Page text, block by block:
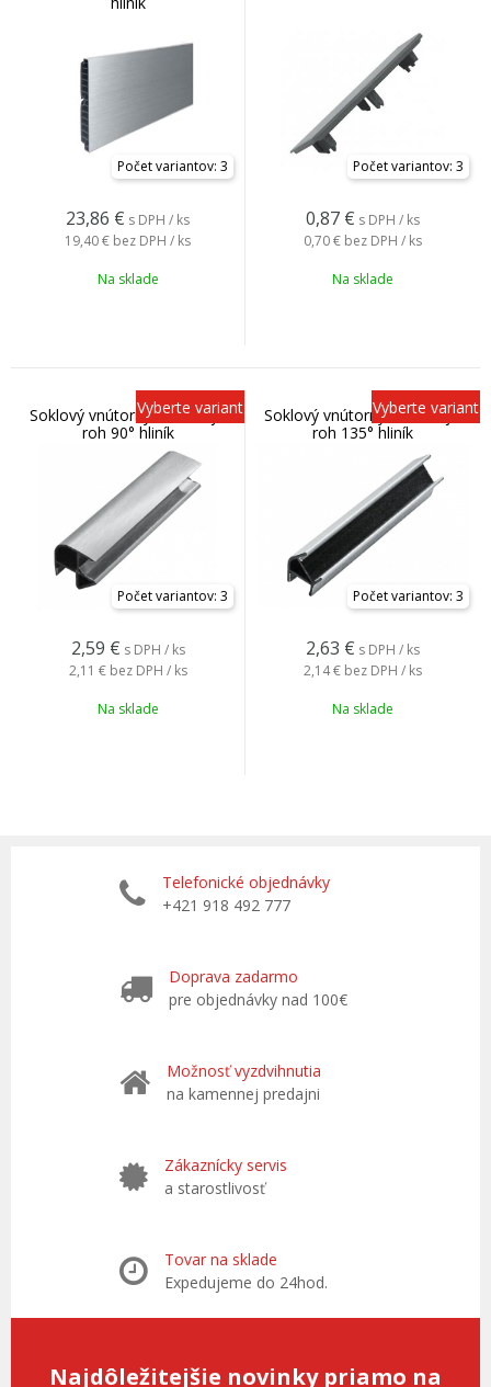
Počet variantov: 3
23,86 € s DPH / ks
19,40 € bez DPH / ks
Na sklade
Počet variantov: 3
0,87 € s DPH / ks
0,70 € bez DPH / ks
Na sklade
Soklový vnútorný a vonkajší
roh 90° hliník
Počet variantov: 3
2,59 € s DPH / ks
2,11 € bez DPH / ks
Vyberte variant
Na sklade
Soklový vnútorný a vonkajší
roh 135° hliník
Počet variantov: 3
2,63 € s DPH / ks
2,14 € bez DPH / ks
Vyberte variant
Na sklade
Telefonické objednávky
+421 918 492 777
Doprava zadarmo
pre objednávky nad 100€
Možnosť vyzdvihnutia
na kamennej predajni
Zákaznícky servis
a starostlivosť
Tovar na sklade
Expedujeme do 24hod.
Najdôležitejšie novinky priamo na